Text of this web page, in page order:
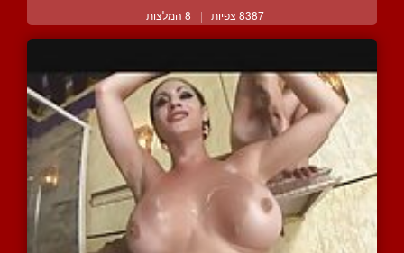
8387 צפיות | 8 המלצות